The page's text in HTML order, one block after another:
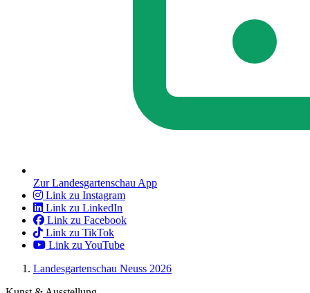
Zur Landesgartenschau App
Link zu Instagram
Link zu LinkedIn
Link zu Facebook
Link zu TikTok
Link zu YouTube
Landesgartenschau Neuss 2026